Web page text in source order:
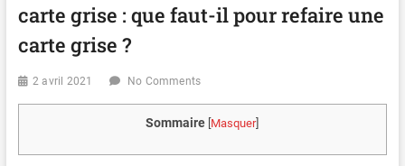
carte grise : que faut-il pour refaire une
carte grise ?
2 avril 2021 No Comments
Sommaire [Masquer]